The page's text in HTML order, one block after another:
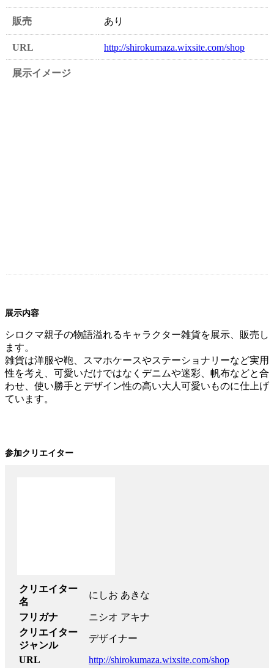
販売 あり
URL http://shirokumaza.wixsite.com/shop
展示イメージ
展示内容
シロクマ親子の物語溢れるキャラクター雑貨を展示、販売し
ます。
雑貨は洋服や鞄、スマホケースやステーショナリーなど実用
性を考え、可愛いだけではなくデニムや迷彩、帆布などと合
わせ、使い勝手とデザイン性の高い大人可愛いものに仕上げ
ています。
参加クリエイター
クリエイター
名
にしお あきな
フリガナ
ニシオ アキナ
クリエイター
ジャンル
デザイナー
URL
http://shirokumaza.wixsite.com/shop